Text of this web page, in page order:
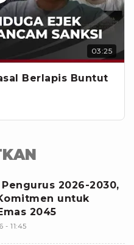
03:25
Berlapis Buntut
2026-2030,
untuk
2045
- 11:45